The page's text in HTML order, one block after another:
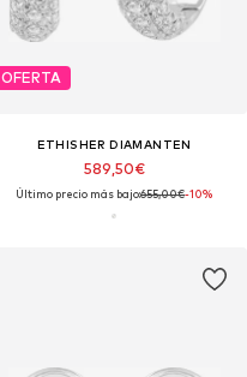
OFERTA
ETHISHER DIAMANTEN
589,50€
Último precio más bajo:655,00€-10%